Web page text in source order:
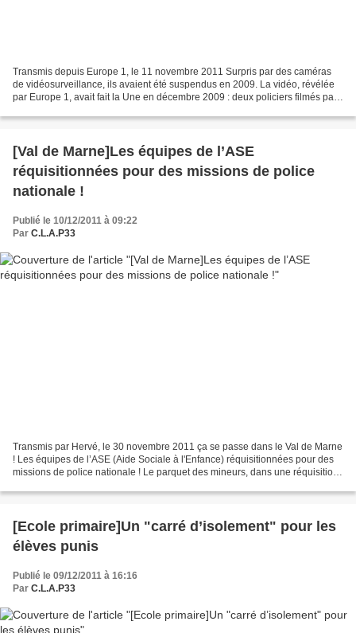
Transmis depuis Europe 1, le 11 novembre 2011 Surpris par des caméras
de vidéosurveillance, ils avaient été suspendus en 2009. La vidéo, révélée
par Europe 1, avait fait la Une en décembre 2009 : deux policiers filmés par
[Val de Marne]Les équipes de l’ASE
réquisitionnées pour des missions de police
nationale !
Publié le 10/12/2011 à 09:22
Par C.L.A.P33
Transmis par Hervé, le 30 novembre 2011 ça se passe dans le Val de Marne
! Les équipes de l’ASE (Aide Sociale à l'Enfance) réquisitionnées pour des
missions de police nationale ! Le parquet des mineurs, dans une réquisition
[Ecole primaire]Un "carré d’isolement" pour les
élèves punis
Publié le 09/12/2011 à 16:16
Par C.L.A.P33